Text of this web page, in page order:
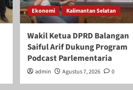
Ekonomi Kalimantan Selatan
Wakil Ketua DPRD Balangan
Saiful Arif Dukung Program
Podcast Parlementaria
admin Agustus 7, 2026 0